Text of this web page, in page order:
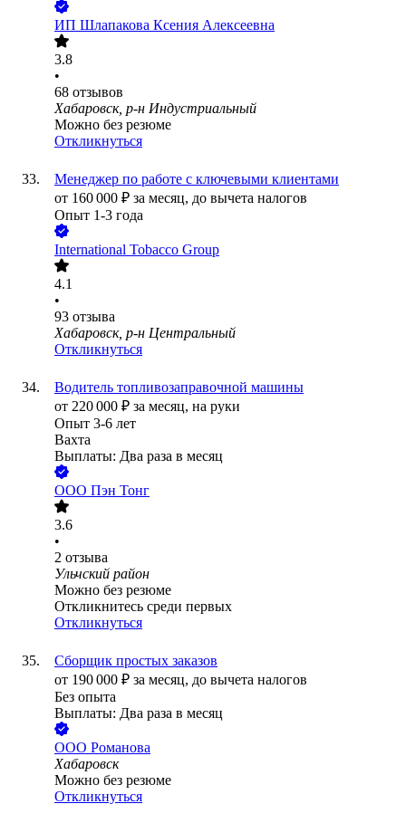
ИП Шлапакова Ксения Алексеевна
3.8
•
68 отзывов
Хабаровск, р-н Индустриальный
Можно без резюме
Откликнуться
Менеджер по работе с ключевыми клиентами
от 160 000 ₽ за месяц, до вычета налогов
Опыт 1-3 года
International Tobacco Group
4.1
•
93 отзыва
Хабаровск, р-н Центральный
Откликнуться
Водитель топливозаправочной машины
от 220 000 ₽ за месяц, на руки
Опыт 3-6 лет
Вахта
Выплаты: Два раза в месяц
ООО Пэн Тонг
3.6
•
2 отзыва
Ульчский район
Можно без резюме
Откликнитесь среди первых
Откликнуться
Сборщик простых заказов
от 190 000 ₽ за месяц, до вычета налогов
Без опыта
Выплаты: Два раза в месяц
ООО Романова
Хабаровск
Можно без резюме
Откликнуться